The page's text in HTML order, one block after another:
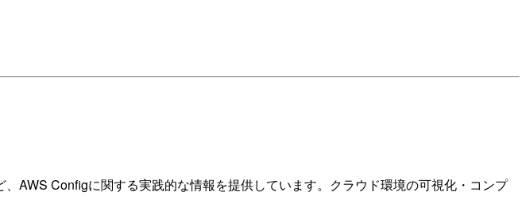
AWS Configに関する実践的な情報を提供しています。クラウド環境の可視化・コンプ